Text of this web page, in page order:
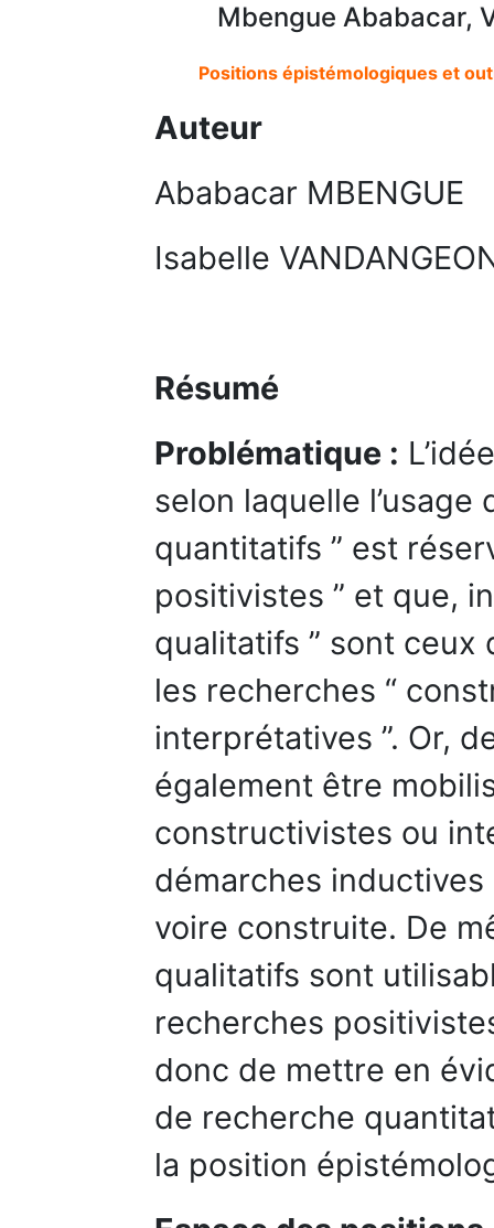
Mbengue Ababacar,
Positions épistémologiques et
Auteur
Ababacar MBENGUE
Isabelle
Résumé
Problématique :
selon laquelle
quantitatifs ” est
positivistes ” et que,
qualitatifs ” sont ceux
les recherches “
interprétatives ”. Or,
également être
constructivistes ou
démarches
voire construite. De
qualitatifs sont
recherches
donc de mettre en
de recherche
la position